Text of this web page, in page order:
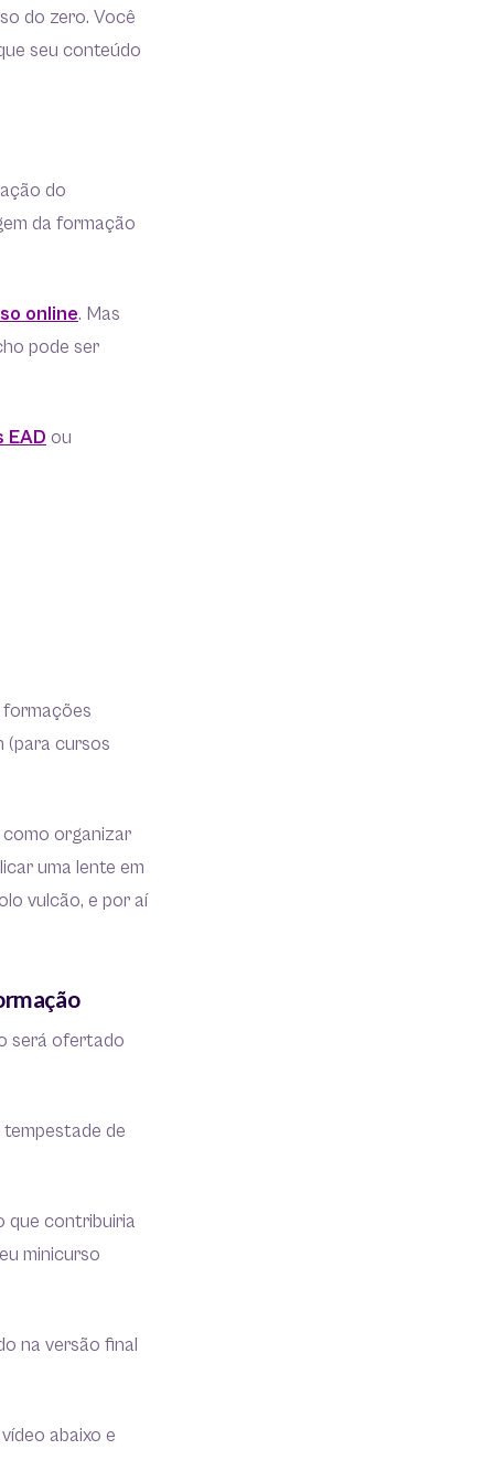
do zero. Você
seu conteúdo
do
da formação
online. Mas
pode ser
EAD ou
formações
(para cursos
organizar
uma lente em
vulcão, e por aí
será ofertado
de
que contribuiria
minicurso
na versão final
abaixo e